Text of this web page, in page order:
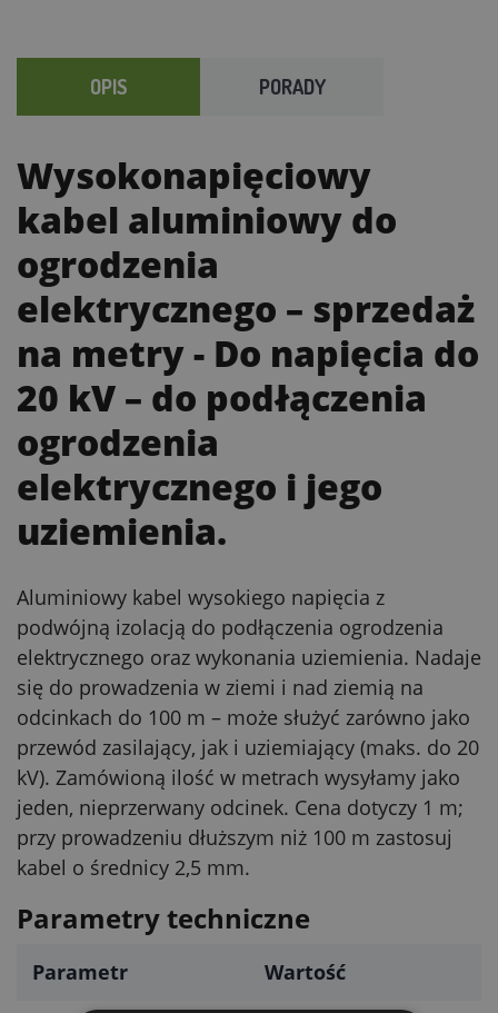
OPIS PORADY
Wysokonapięciowy
kabel aluminiowy do
ogrodzenia
elektrycznego – sprzedaż
na metry- Do napięcia do
20 kV – do podłączenia
ogrodzenia
elektrycznego i jego
uziemienia.
Aluminiowy kabel wysokiego napięcia z
podwójną izolacją do podłączenia ogrodzenia
elektrycznego oraz wykonania uziemienia. Nadaje
się do prowadzenia w ziemi i nad ziemią na
odcinkach do 100 m – może służyć zarówno jako
przewód zasilający, jak i uziemiający (maks. do 20
kV). Zamówioną ilość w metrach wysyłamy jako
jeden, nieprzerwany odcinek. Cena dotyczy 1 m;
przy prowadzeniu dłuższym niż 100 m zastosuj
kabel o średnicy 2,5 mm.
Parametry techniczne
Parametr Wartość